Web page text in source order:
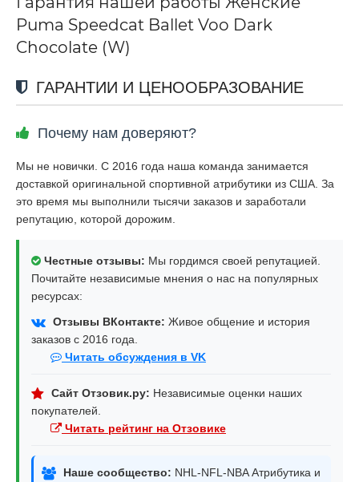
Puma Speedcat Ballet Voo Dark
Chocolate (W)
ГАРАНТИИ И ЦЕНООБРАЗОВАНИЕ
Почему нам доверяют?
Мы не новички. С 2016 года наша команда занимается
доставкой оригинальной спортивной атрибутики из США. За
это время мы выполнили тысячи заказов и заработали
репутацию, которой дорожим.
Честные отзывы: Мы гордимся своей репутацией.
Почитайте независимые мнения о нас на популярных
ресурсах:
Отзывы ВКонтакте: Живое общение и история
заказов с 2016 года.
Читать обсуждения в VK
Сайт Отзовик.ру: Независимые оценки наших
покупателей.
Читать рейтинг на Отзовике
Наше сообщество: NHL-NFL-NBA Атрибутика и